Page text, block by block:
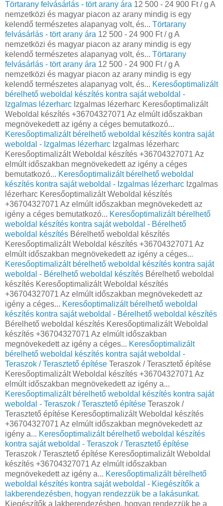
Törtarany felvásárlás - tört arany ára 12 500 - 24 900 Ft / g A
nemzetközi és magyar piacon az arany mindig is egy
kelendő természetes alapanyag volt, és... Törtarany
felvásárlás - tört arany ára 12 500 - 24 900 Ft / g A
nemzetközi és magyar piacon az arany mindig is egy
kelendő természetes alapanyag volt, és... Törtarany
felvásárlás - tört arany ára 12 500 - 24 900 Ft / g A
nemzetközi és magyar piacon az arany mindig is egy
kelendő természetes alapanyag volt, és... Keresőoptimalizált
bérelhető weboldal készítés kontra saját weboldal -
Izgalmas lézerharc Izgalmas lézerharc Keresőoptimalizált
Weboldal készítés +36704327071 Az elmúlt időszakban
megnövekedett az igény a céges bemutatkozó...
Keresőoptimalizált bérelhető weboldal készítés kontra saját
weboldal - Izgalmas lézerharc Izgalmas lézerharc
Keresőoptimalizált Weboldal készítés +36704327071 Az
elmúlt időszakban megnövekedett az igény a céges
bemutatkozó... Keresőoptimalizált bérelhető weboldal
készítés kontra saját weboldal - Izgalmas lézerharc Izgalmas
lézerharc Keresőoptimalizált Weboldal készítés
+36704327071 Az elmúlt időszakban megnövekedett az
igény a céges bemutatkozó... Keresőoptimalizált bérelhető
weboldal készítés kontra saját weboldal - Bérelhető
weboldal készítés Bérelhető weboldal készítés
Keresőoptimalizált Weboldal készítés +36704327071 Az
elmúlt időszakban megnövekedett az igény a céges...
Keresőoptimalizált bérelhető weboldal készítés kontra saját
weboldal - Bérelhető weboldal készítés Bérelhető weboldal
készítés Keresőoptimalizált Weboldal készítés
+36704327071 Az elmúlt időszakban megnövekedett az
igény a céges... Keresőoptimalizált bérelhető weboldal
készítés kontra saját weboldal - Bérelhető weboldal készítés
Bérelhető weboldal készítés Keresőoptimalizált Weboldal
készítés +36704327071 Az elmúlt időszakban
megnövekedett az igény a céges... Keresőoptimalizált
bérelhető weboldal készítés kontra saját weboldal -
Teraszok / Terasztető építése Teraszok / Terasztető építése
Keresőoptimalizált Weboldal készítés +36704327071 Az
elmúlt időszakban megnövekedett az igény a...
Keresőoptimalizált bérelhető weboldal készítés kontra saját
weboldal - Teraszok / Terasztető építése Teraszok /
Terasztető építése Keresőoptimalizált Weboldal készítés
+36704327071 Az elmúlt időszakban megnövekedett az
igény a... Keresőoptimalizált bérelhető weboldal készítés
kontra saját weboldal - Teraszok / Terasztető építése
Teraszok / Terasztető építése Keresőoptimalizált Weboldal
készítés +36704327071 Az elmúlt időszakban
megnövekedett az igény a... Keresőoptimalizált bérelhető
weboldal készítés kontra saját weboldal - Kiegészítők a
lakberendezésben, hogyan rendezzük be a lakásunkat.
Kiegészítők a lakberendezésben, hogyan rendezzük be a